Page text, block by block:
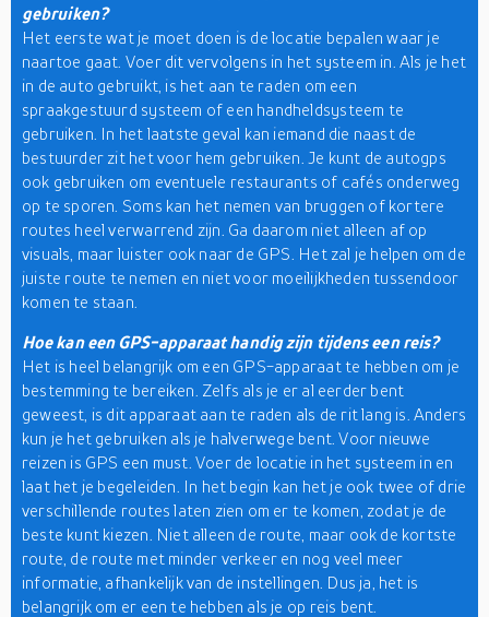
gebruiken?
Het eerste wat je moet doen is de locatie bepalen waar je
naartoe gaat. Voer dit vervolgens in het systeem in. Als je het
in de auto gebruikt, is het aan te raden om een
spraakgestuurd systeem of een handheldsysteem te
gebruiken. In het laatste geval kan iemand die naast de
bestuurder zit het voor hem gebruiken. Je kunt de autogps
ook gebruiken om eventuele restaurants of cafés onderweg
op te sporen. Soms kan het nemen van bruggen of kortere
routes heel verwarrend zijn. Ga daarom niet alleen af op
visuals, maar luister ook naar de GPS. Het zal je helpen om de
juiste route te nemen en niet voor moeilijkheden tussendoor
komen te staan.
Hoe kan een GPS-apparaat handig zijn tijdens een reis?
Het is heel belangrijk om een GPS-apparaat te hebben om je
bestemming te bereiken. Zelfs als je er al eerder bent
geweest, is dit apparaat aan te raden als de rit lang is. Anders
kun je het gebruiken als je halverwege bent. Voor nieuwe
reizen is GPS een must. Voer de locatie in het systeem in en
laat het je begeleiden. In het begin kan het je ook twee of drie
verschillende routes laten zien om er te komen, zodat je de
beste kunt kiezen. Niet alleen de route, maar ook de kortste
route, de route met minder verkeer en nog veel meer
informatie, afhankelijk van de instellingen. Dus ja, het is
belangrijk om er een te hebben als je op reis bent.